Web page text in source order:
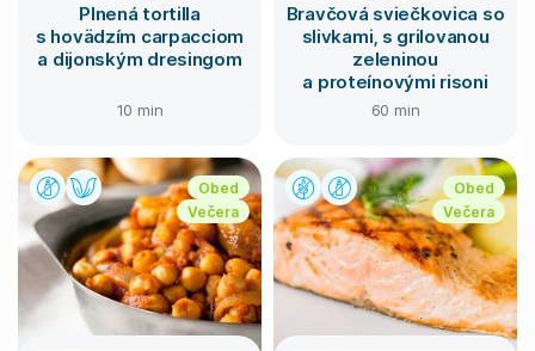
Plnená tortilla
s hovädzím carpacciom
a dijonským dresingom
10 min
Bravčová sviečkovica so
slivkami, s grilovanou
zeleninou
a proteínovými risoni
60 min
Obed
Večera
Obed
Večera